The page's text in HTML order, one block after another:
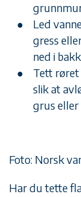
Led
gress
ned i
Tett røret
slik at
grus eller
Foto: Norsk
Har du tette